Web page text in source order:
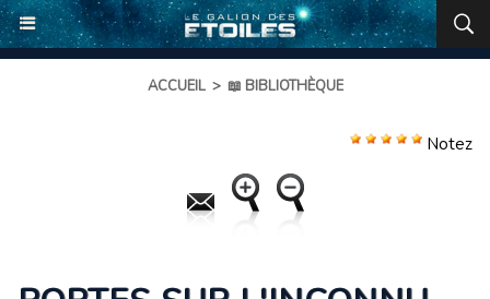
ACCUEIL > 📖 BIBLIOTHÈQUE
Notez